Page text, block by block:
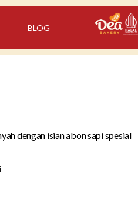
BLOG
dengan isian abon sapi spesial